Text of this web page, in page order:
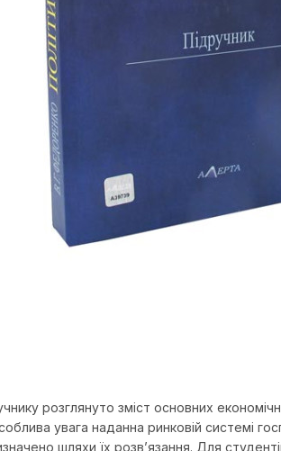
розглянуто зміст основних
увага наданна ринковій системі
шляхи їх розв’язання. Для